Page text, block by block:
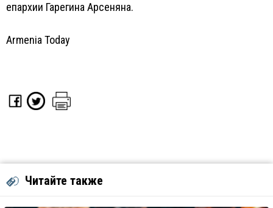
епархии Гарегина Арсеняна.
Armenia Today
Читайте также